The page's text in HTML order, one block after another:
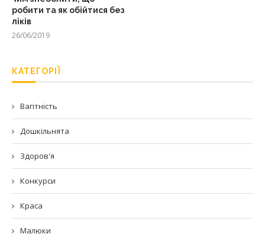
робити та як обійтися без
ліків
26/06/2019
КАТЕГОРІЇ
Вагітність
Дошкільнята
Здоров'я
Конкурси
Краса
Малюки